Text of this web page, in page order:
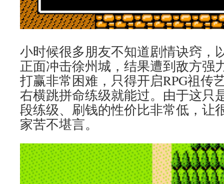
小时候很多朋友不知道剧情诀窍，
正面冲击徐州城，结果遭到敌方强
打赢非常困难，只得开启RPG祖传
右横跳拼命练级就能过。由于这只
段练级、刷钱的性价比非常低，让
家苦不堪言。